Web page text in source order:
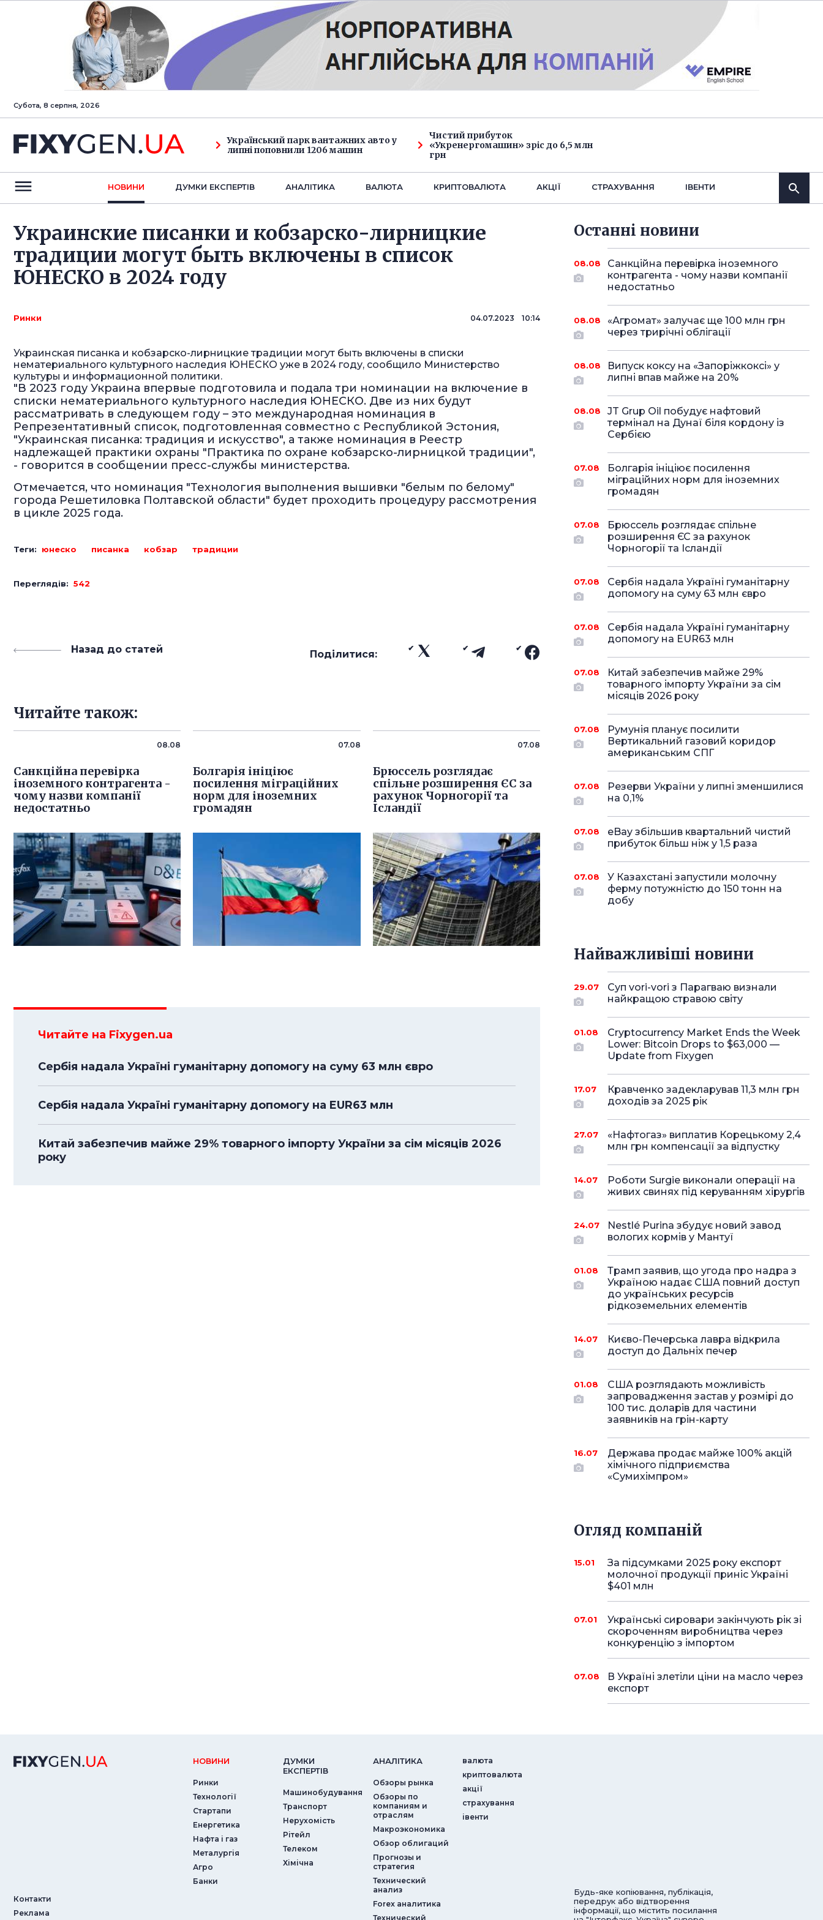
Субота, 8 серпня, 2026
Український парк вантажних авто у
липні поповнили 1206 машин
Чистий прибуток
«Укренергомашин» зріс до 6,5 млн
грн
НОВИНИ ДУМКИ ЕКСПЕРТIВ АНАЛIТИКА ВАЛЮТА КРИПТОВАЛЮТА АКЦІЇ СТРАХУВАННЯ IВЕНТИ
Украинские писанки и кобзарско-лирницкие
традиции могут быть включены в список
ЮНЕСКО в 2024 году
Ринки 04.07.2023 10:14
Украинская писанка и кобзарско-лирницкие традиции могут быть включены в списки
нематериального культурного наследия ЮНЕСКО уже в 2024 году, сообщило Министерство
культуры и информационной политики.
"В 2023 году Украина впервые подготовила и подала три номинации на включение в
списки нематериального культурного наследия ЮНЕСКО. Две из них будут
рассматривать в следующем году – это международная номинация в
Репрезентативный список, подготовленная совместно с Республикой Эстония,
"Украинская писанка: традиция и искусство", а также номинация в Реестр
надлежащей практики охраны "Практика по охране кобзарско-лирницкой традиции",
- говорится в сообщении пресс-службы министерства.
Отмечается, что номинация "Технология выполнения вышивки "белым по белому"
города Решетиловка Полтавской области" будет проходить процедуру рассмотрения
в цикле 2025 года.
Теги: юнеско писанка кобзар традиции
Переглядів: 542
Назад до статей Поділитися:
Читайте також:
08.08
Санкційна перевірка
іноземного контрагента -
чому назви компанії
недостатньо
07.08
Болгарія ініціює
посилення міграційних
норм для іноземних
громадян
07.08
Брюссель розглядає
спільне розширення ЄС за
рахунок Чорногорії та
Ісландії
Читайте на Fixygen.ua
Сербія надала Україні гуманітарну допомогу на суму 63 млн євро
Сербія надала Україні гуманітарну допомогу на EUR63 млн
Китай забезпечив майже 29% товарного імпорту України за сім місяців 2026
року
Останнi новини
08.08
Санкційна перевірка іноземного
контрагента - чому назви компанії
недостатньо
08.08
«Агромат» залучає ще 100 млн грн
через трирічні облігації
08.08
Випуск коксу на «Запоріжкоксі» у
липні впав майже на 20%
08.08
JT Grup Oil побудує нафтовий
термінал на Дунаї біля кордону із
Сербією
07.08
Болгарія ініціює посилення
міграційних норм для іноземних
громадян
07.08
Брюссель розглядає спільне
розширення ЄС за рахунок
Чорногорії та Ісландії
07.08
Сербія надала Україні гуманітарну
допомогу на суму 63 млн євро
07.08
Сербія надала Україні гуманітарну
допомогу на EUR63 млн
07.08
Китай забезпечив майже 29%
товарного імпорту України за сім
місяців 2026 року
07.08
Румунія планує посилити
Вертикальний газовий коридор
американським СПГ
07.08
Резерви України у липні зменшилися
на 0,1%
07.08
eBay збільшив квартальний чистий
прибуток більш ніж у 1,5 раза
07.08
У Казахстані запустили молочну
ферму потужністю до 150 тонн на
добу
Найважливіші новини
29.07
Суп vori-vori з Парагваю визнали
найкращою стравою світу
01.08
Cryptocurrency Market Ends the Week
Lower: Bitcoin Drops to $63,000 —
Update from Fixygen
17.07
Кравченко задекларував 11,3 млн грн
доходів за 2025 рік
27.07
«Нафтогаз» виплатив Корецькому 2,4
млн грн компенсації за відпустку
14.07
Роботи Surgie виконали операції на
живих свинях під керуванням хірургів
24.07
Nestlé Purina збудує новий завод
вологих кормів у Мантуї
01.08
Трамп заявив, що угода про надра з
Україною надає США повний доступ
до українських ресурсів
рідкоземельних елементів
14.07
Києво-Печерська лавра відкрила
доступ до Дальніх печер
01.08
США розглядають можливість
запровадження застав у розмірі до
100 тис. доларів для частини
заявників на грін-карту
16.07
Держава продає майже 100% акцій
хімічного підприємства
«Сумихімпром»
Огляд компаній
15.01
За підсумками 2025 року експорт
молочної продукції приніс Україні
$401 млн
07.01
Українські сировари закінчують рік зі
скороченням виробництва через
конкуренцію з імпортом
07.08
В Україні злетіли ціни на масло через
експорт
Контакти
Реклама
НОВИНИ
Ринки
Технології
Стартапи
Енергетика
Нафта і газ
Металургія
Агро
Банки
ДУМКИ
ЕКСПЕРТIВ
Машинобудування
Транспорт
Нерухомість
Рітейл
Телеком
Хімічна
АНАЛIТИКА
Обзоры рынка
Обзоры по
компаниям и
отраслям
Макроэкономика
Обзор облигаций
Прогнозы и
стратегия
Технический
анализ
Forex аналитика
Технический
валюта
криптовалюта
акції
страхування
iвенти
Будь-яке копіювання, публікація,
передрук або відтворення
інформації, що містить посилання